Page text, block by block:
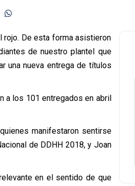
rojo. De esta forma asistieron
de nuestro plantel que
una nueva entrega de títulos
a los 101 entregados en abril
manifestaron sentirse
de DDHH 2018, y Joan
en el sentido de que